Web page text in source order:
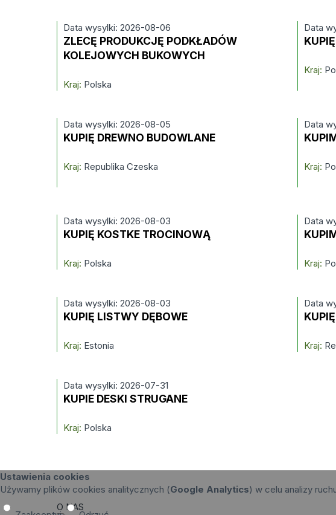
Data wysylki: 2026-08-06
ZLECĘ PRODUKCJĘ PODKŁADÓW
KOLEJOWYCH BUKOWYCH
Kraj: Polska
Data
Kraj:
Data wysylki: 2026-08-05
KUPIĘ DREWNO BUDOWLANE
Kraj: Republika Czeska
Data
Kraj:
Data wysylki: 2026-08-03
KUPIĘ KOSTKE TROCINOWĄ
Kraj: Polska
Data
Kraj:
Data wysylki: 2026-08-03
KUPIĘ LISTWY DĘBOWE
Kraj: Estonia
Data
Kraj:
Data wysylki: 2026-07-31
KUPIE DESKI STRUGANE
Kraj: Polska
Ustawienia cookies
Używamy plików cookies analitycznych (Google Analytics) w celu analizy
O NAS